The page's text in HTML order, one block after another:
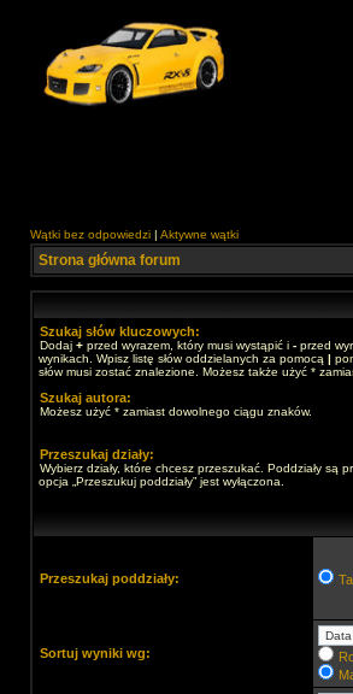
Wątki bez odpowiedzi | Aktywne wątki
Strona główna forum
Szukaj słów kluczowych:
Dodaj + przed wyrazem, który musi wystąpić i - przed
wynikach. Wpisz listę słów oddzielanych za pomocą |
słów musi zostać znalezione. Możesz także użyć *
Szukaj autora:
Możesz użyć * zamiast dowolnego ciągu znaków.
Przeszukaj działy:
Wybierz działy, które chcesz przeszukać. Poddziały są
opcja „Przeszukuj poddziały” jest wyłączona.
Przeszukaj poddziały:
Sortuj wyniki wg: